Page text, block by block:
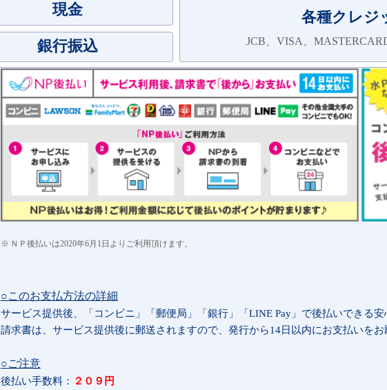
現金
銀行振込
各種クレジ
JCB、VISA、
ＮＰ後払いは2020年6月1日よりご利用頂けます。
○このお支払方法の詳細
サービス提供後、「コンビニ」「郵便局」「銀行」「LINE Pay」で後払いできる安
請求書は、サービス提供後に郵送されますので、発行から14日以内にお支払いをお
○ご注意
後払い手数料： ２０９円